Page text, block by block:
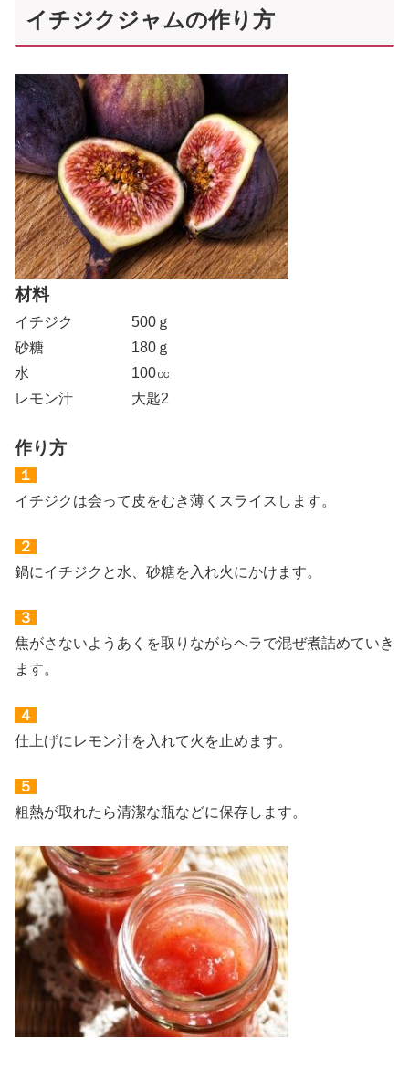
イチジクジャムの作り方
材料
イチジク 500ｇ
砂糖 180ｇ
水 100㏄
レモン汁 大匙2
作り方
１
イチジクは会って皮をむき薄くスライスします。
２
鍋にイチジクと水、砂糖を入れ火にかけます。
３
焦がさないようあくを取りながらヘラで混ぜ煮詰めていき
ます。
４
仕上げにレモン汁を入れて火を止めます。
５
粗熱が取れたら清潔な瓶などに保存します。